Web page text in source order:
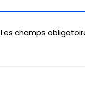
Les champs